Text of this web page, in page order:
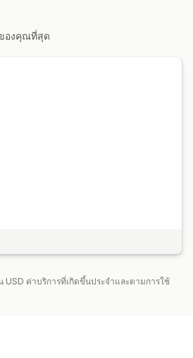
องคุณที่สุด
USD ค่าบริการที่เกิดขึ้นประจำและตามการใช้